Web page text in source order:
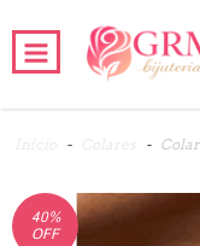
- -
40%
OFF